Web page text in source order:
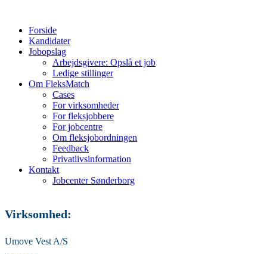
Forside
Kandidater
Jobopslag
Arbejdsgivere: Opslå et job
Ledige stillinger
Om FleksMatch
Cases
For virksomheder
For fleksjobbere
For jobcentre
Om fleksjobordningen
Feedback
Privatlivsinformation
Kontakt
Jobcenter Sønderborg
Virksomhed:
Umove Vest A/S